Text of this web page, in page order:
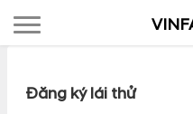
Đăng ký lái thử